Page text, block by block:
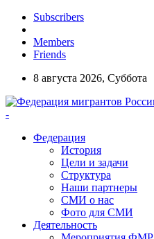
Subscribers
Members
Friends
8 августа 2026, Суббота
-
Федерация
История
Цели и задачи
Структура
Наши партнеры
СМИ о нас
Фото для СМИ
Деятельность